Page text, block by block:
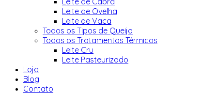
Leite de Ovelha
Leite de Vaca
Todos os Tipos de Queijo
Todos os Tratamentos Térmicos
Leite Cru
Leite Pasteurizado
Loja
Blog
Contato